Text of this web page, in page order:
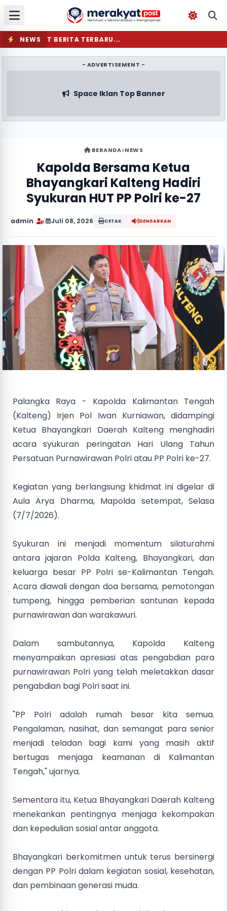
NEWS
MEMUAT BERITA TERBARU...
- ADVERTISEMENT -
Space Iklan Top Banner
BERANDA NEWS
Kapolda Bersama Ketua
Bhayangkari Kalteng Hadiri
Syukuran HUT PP Polri ke-27
admin Juli 08, 2026 CETAK DENGARKAN
Palangka Raya - Kapolda Kalimantan Tengah
(Kalteng) Irjen Pol Iwan Kurniawan, didampingi
Ketua Bhayangkari Daerah Kalteng menghadiri
acara syukuran peringatan Hari Ulang Tahun
Persatuan Purnawirawan Polri atau PP Polri ke-27.
Kegiatan yang berlangsung khidmat ini digelar di
Aula Arya Dharma, Mapolda setempat, Selasa
(7/7/2026).
Syukuran ini menjadi momentum silaturahmi
antara jajaran Polda Kalteng, Bhayangkari, dan
keluarga besar PP Polri se-Kalimantan Tengah.
Acara diawali dengan doa bersama, pemotongan
tumpeng, hingga pemberian santunan kepada
purnawirawan dan warakawuri.
Dalam sambutannya, Kapolda Kalteng
menyampaikan apresiasi atas pengabdian para
purnawirawan Polri yang telah meletakkan dasar
pengabdian bagi Polri saat ini.
"PP Polri adalah rumah besar kita semua.
Pengalaman, nasihat, dan semangat para senior
menjadi teladan bagi kami yang masih aktif
bertugas menjaga keamanan di Kalimantan
Tengah," ujarnya.
Sementara itu, Ketua Bhayangkari Daerah Kalteng
menekankan pentingnya menjaga kekompakan
dan kepedulian sosial antar anggota.
Bhayangkari berkomitmen untuk terus bersinergi
dengan PP Polri dalam kegiatan sosial, kesehatan,
dan pembinaan generasi muda.